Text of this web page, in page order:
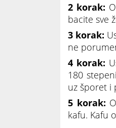
2 korak:
bacite sve
3 korak:
ne
4 korak:
180
uz šporet i
5 korak:
kafu. Kafu